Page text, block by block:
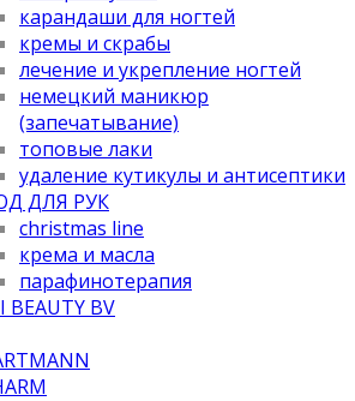
карандаши для ногтей
кремы и скрабы
лечение и укрепление ногтей
немецкий маникюр
(запечатывание)
топовые лаки
удаление кутикулы и антисептики
ДЛЯ РУК
christmas line
крема и масла
парафинотерапия
BEAUTY BV